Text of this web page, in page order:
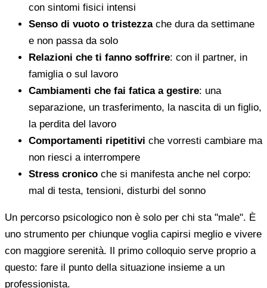
con sintomi fisici intensi
Senso di vuoto o tristezzache dura da settimane
e non passa da solo
Relazioni che ti fanno soffrire: con il partner, in
famiglia o sul lavoro
Cambiamenti che fai fatica a gestire: una
separazione, un trasferimento, la nascita di un figlio,
la perdita del lavoro
Comportamenti ripetitivi che vorresti cambiare ma
non riesci a interrompere
Stress cronico che si manifesta anche nel corpo:
mal di testa, tensioni, disturbi del sonno
Un percorso psicologico non è solo per chi sta "male". È
uno strumento per chiunque voglia capirsi meglio e vivere
con maggiore serenità. Il primo colloquio serve proprio a
questo: fare il punto della situazione insieme a un
professionista.